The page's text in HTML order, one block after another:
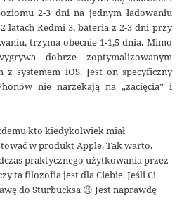
2-3 dni na jednym ładowaniu
latach Redmi 3, bateria z 2-3 dni przy
trzyma obecnie 1-1,5 dnia. Mimo
dobrze zoptymalizowanym
z systemem iOS. Jest on specyficzny
nie narzekają na „zacięcia” i
kto kiedykolwiek miał
w produkt Apple. Tak warto.
praktycznego użytkowania przez
ta filozofia jest dla Ciebie. Jeśli Ci
do Sturbucksa 😉 Jest naprawdę